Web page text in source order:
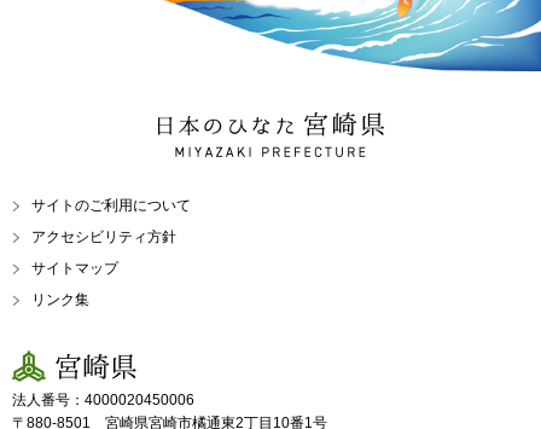
日本のひなた 宮崎県
MIYAZAKI PREFECTURE
サイトのご利用について
アクセシビリティ方針
サイトマップ
リンク集
宮崎県
法人番号：4000020450006
〒880-8501 宮崎県宮崎市橘通東2丁目10番1号